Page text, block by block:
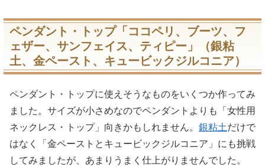
ペンダント・トップ「ココペリ、ブーツ、フ
ェザー、サンフェイス、ティピー」（銀粘
土、金ペースト、キュービックジルコニア）
ペンダント・トップに使えそうなものをいくつか作ってみ
ました。サイズが小さめなのでペンダントよりも「女性用
ネックレス・トップ」向きかもしれません。 銀粘土だけで
はなく「金ペーストとキュービックジルコニア」にも挑戦
してみましたが、あまりうまく仕上がりませんでした。